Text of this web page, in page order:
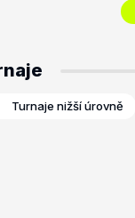
Turnaje nižší úrovně